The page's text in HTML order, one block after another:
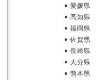
愛媛県
高知県
福岡県
佐賀県
長崎県
大分県
熊本県